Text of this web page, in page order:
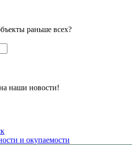
раньше всех?
наши новости!
и окупаемости